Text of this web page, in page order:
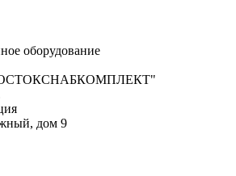
оборудование
дом 9